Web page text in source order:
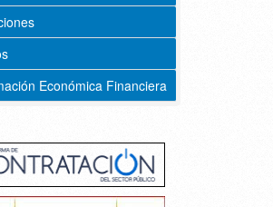
Económica Financiera